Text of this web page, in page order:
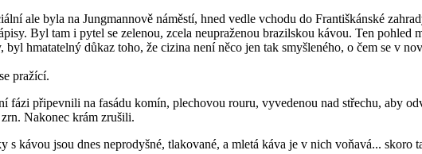
ale byla na Jungmannově náměstí, hned vedle vchodu do Františkánské
Byl tam i pytel se zelenou, zcela neupraženou brazilskou kávou. Ten pohled
hmatatelný důkaz toho, že cizina není něco jen tak smyšleného, o čem se v
pražící.
fázi připevnili na fasádu komín, plechovou rouru, vyvedenou nad střechu, aby
Nakonec krám zrušili.
kávou jsou dnes neprodyšné, tlakované, a mletá káva je v nich voňavá... skoro